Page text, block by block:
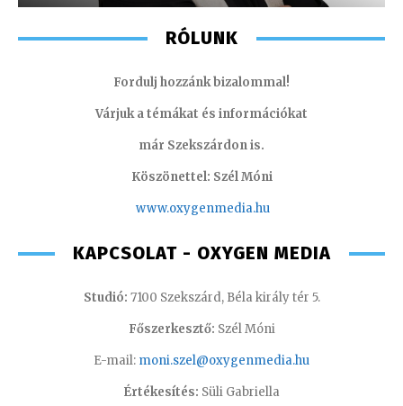
RÓLUNK
Fordulj hozzánk bizalommal!
Várjuk a témákat és információkat
már Szekszárdon is.
Köszönettel: Szél Móni
www.oxygenmedia.hu
KAPCSOLAT - OXYGEN MEDIA
Studió: 7100 Szekszárd, Béla király tér 5.
Főszerkesztő: Szél Móni
E-mail: moni.szel@oxygenmedia.hu
Értékesítés: Süli Gabriella